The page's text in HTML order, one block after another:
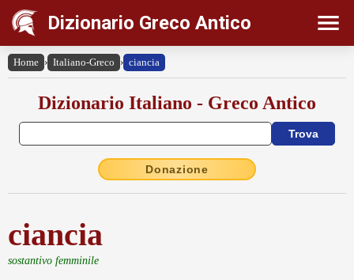
Dizionario Greco Antico
Home › Italiano-Greco › ciancia
Dizionario Italiano - Greco Antico
Donazione
ciancia
sostantivo femminile